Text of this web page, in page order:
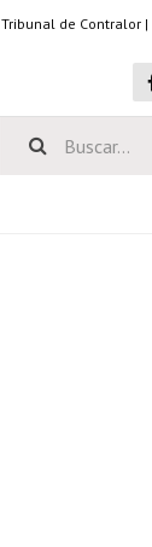
Tribunal de Contralor |